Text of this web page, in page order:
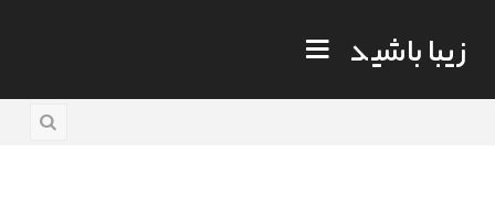
زیبا باشید